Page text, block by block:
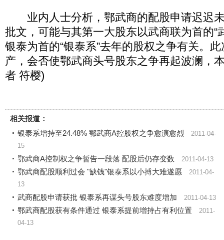
业内人士分析，鄂武商的配股申请迟迟
批文，可能与其第一大股东以武商联为首的“
银泰为首的“银泰系”去年的股权之争有关。
产，会否使鄂武商头号股东之争再起波澜，
者 符樱)
相关报道：
银泰系增持至24.48% 鄂武商A控股权之争愈演愈烈
2011-04-
15
鄂武商A控制权之争暂告一段落 配股后仍存变数
2011-04-13
鄂武商配股顺利过会 "缺钱"银泰系以小搏大难遂愿 2011-04-
13
武商配股申请获批 银泰系再谋头号股东难度增加
2011-04-13
鄂武商配股获有条件通过 银泰系提前增持占有利位置 2011-
04-13